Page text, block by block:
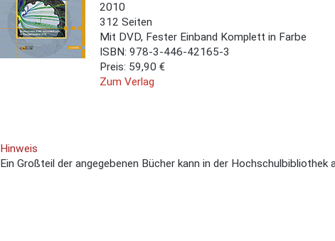
2010
312 Seiten
Mit DVD, Fester Einband Komplett in Farbe
ISBN: 978-3-446-42165-3
Preis: 59,90 €
Zum Verlag
Hinweis
Ein Großteil der angegebenen Bücher kann in der Hochschulbibliothek